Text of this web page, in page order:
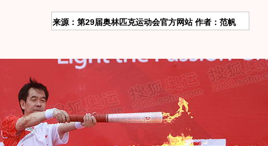
来源：第29届奥林匹克运动会官方网站 作者：范帆